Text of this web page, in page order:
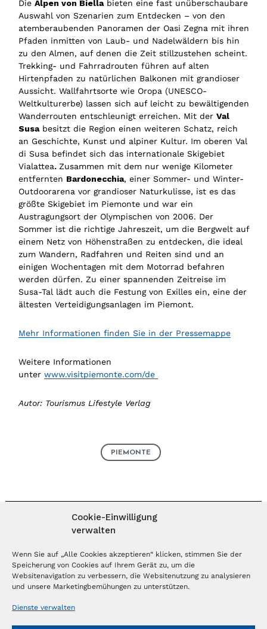
Cookie-Einwilligung
verwalten
Wenn Sie auf „Alle Cookies akzeptieren“ klicken, stimmen Sie der
Speicherung von Cookies auf Ihrem Gerät zu, um die
Websitenavigation zu verbessern, die Websitenutzung zu analysieren
und unsere Marketingbemühungen zu unterstützen.
Dienste verwalten
Die Alpen von Biellabieten eine fast unüberschaubare
Auswahl von Szenarien zum Entdecken – von den
atemberaubenden Panoramen der Oasi Zegna mit ihren
Pfaden inmitten von Laub- und Nadelwäldern bis hin
zu den Almen, auf denen die Zeit stillzustehen scheint.
Trekking- und Fahrradrouten führen auf alten
Hirtenpfaden zu natürlichen Balkonen mit grandioser
Aussicht. Wallfahrtsorte wie Oropa (UNESCO-
Weltkulturerbe) lassen sich auf leicht zu bewältigenden
Wanderrouten entschleunigt erreichen. Mit der Val
Susabesitzt die Region einen weiteren Schatz, reich
an Geschichte, Kunst und alpiner Kultur. Im oberen Val
di Susa befindet sich das internationale Skigebiet
Vialattea. Zusammen mit dem nur wenige Kilometer
entfernten Bardonecchia, einer Sommer- und Winter-
Outdoorarena vor grandioser Naturkulisse, ist es das
größte Skigebiet im Piemonte und war ein
Austragungsort der Olympischen von 2006. Der
Sommer ist die richtige Jahreszeit, um die Bergwelt auf
einem Netz von Höhenstraßen zu entdecken, die ideal
zum Wandern, Radfahren und Reiten sind und an
einigen Wochentagen mit dem Motorrad befahren
werden dürfen. Zu einer spannenden Zeitreise im
Susa-Tal lädt auch die Festung von Exilles ein, eine der
ältesten Verteidigungsanlagen im Piemont.
Mehr Informationen finden Sie in der Pressemappe
Weitere Informationen
unter www.visitpiemonte.com/de
Autor: Tourismus Lifestyle Verlag
PIEMONTE
MAGAZIN ABONNIEREN
Abonnieren
NEWSLETTER